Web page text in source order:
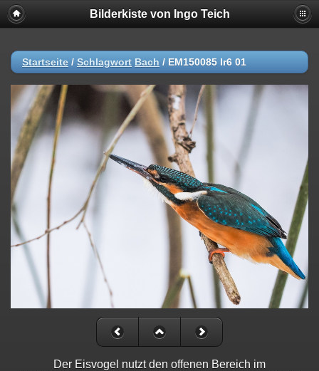
Bilderkiste von Ingo Teich
Startseite / Schlagwort Bach / EM150085 lr6 01
Der Eisvogel nutzt den offenen Bereich im